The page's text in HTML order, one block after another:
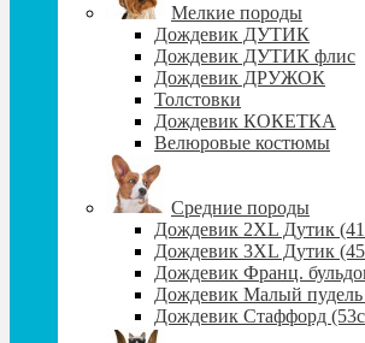
Мелкие породы
Дождевик ДУТИК
Дождевик ДУТИК флис
Дождевик ДРУЖОК
Толстовки
Дождевик КОКЕТКА
Велюровые костюмы
Средние породы
Дождевик 2XL Дутик
Дождевик 3XL Дутик
Дождевик Франц.
Дождевик Малый
Дождевик Стаффорд